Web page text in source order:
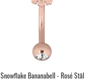
Snowflake Bananabell - Rosé Stål